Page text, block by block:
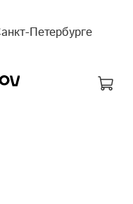
Петербурге